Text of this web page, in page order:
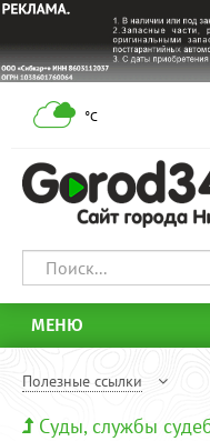
°С
МЕНЮ
Полезные ссылки
Суды, службы